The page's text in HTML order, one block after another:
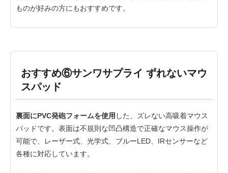
ものが好みの方にもおすすめです。
おすすめ⑥サンワサプライ ずれないマウ
スパッド
裏面にPVC発砲フォームを使用 した、ズレない高吸着マウス
パッドです。表面は不規則な凹凸構造で正確なマウス操作が
可能で、レーザー式、光学式、ブルーLED、IRセンサーなど
各種に対応しています。